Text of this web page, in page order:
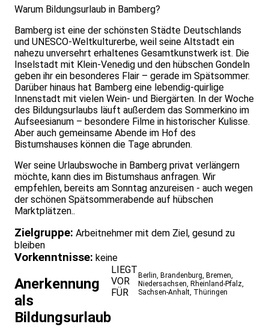
Warum Bildungsurlaub in Bamberg?
Bamberg ist eine der schönsten Städte Deutschlands
und UNESCO-Weltkulturerbe, weil seine Altstadt ein
nahezu unversehrt erhaltenes Gesamtkunstwerk ist. Die
Inselstadt mit Klein-Venedig und den hübschen Gondeln
geben ihr ein besonderes Flair – gerade im Spätsommer.
Darüber hinaus hat Bamberg eine lebendig-quirlige
Innenstadt mit vielen Wein- und Biergärten. In der Woche
des Bildungsurlaubs läuft außerdem das Sommerkino im
Aufseesianum – besondere Filme in historischer Kulisse.
Aber auch gemeinsame Abende im Hof des
Bistumshauses können die Tage abrunden.
Wer seine Urlaubswoche in Bamberg privat verlängern
möchte, kann dies im Bistumshaus anfragen. Wir
empfehlen, bereits am Sonntag anzureisen - auch wegen
der schönen Spätsommerabende auf hübschen
Marktplätzen..
Zielgruppe: Arbeitnehmer mit dem Ziel, gesund zu
bleiben
Vorkenntnisse: keine
Anerkennung
als
Bildungsurlaub
LIEGT
VOR
FÜR
Berlin Brandenburg Bremen
Niedersachsen Rheinland-Pfalz
Sachsen-Anhalt, Thüringen